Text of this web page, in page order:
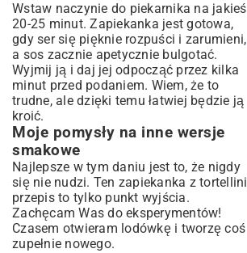
Wstaw naczynie do piekarnika na jakieś
20-25 minut. Zapiekanka jest gotowa,
gdy ser się pięknie rozpuści i zarumieni,
a sos zacznie apetycznie bulgotać.
Wyjmij ją i daj jej odpocząć przez kilka
minut przed podaniem. Wiem, że to
trudne, ale dzięki temu łatwiej będzie ją
kroić.
Moje pomysły na inne wersje
smakowe
Najlepsze w tym daniu jest to, że nigdy
się nie nudzi. Ten zapiekanka z tortellini
przepis to tylko punkt wyjścia.
Zachęcam Was do eksperymentów!
Czasem otwieram lodówkę i tworzę coś
zupełnie nowego.